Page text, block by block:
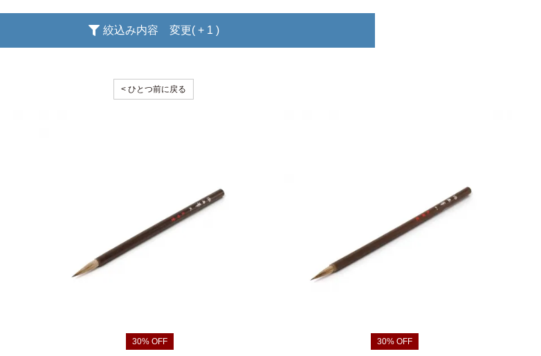
絞込み内容 変更( + 1 )
< ひとつ前に戻る
30% OFF 30% OFF